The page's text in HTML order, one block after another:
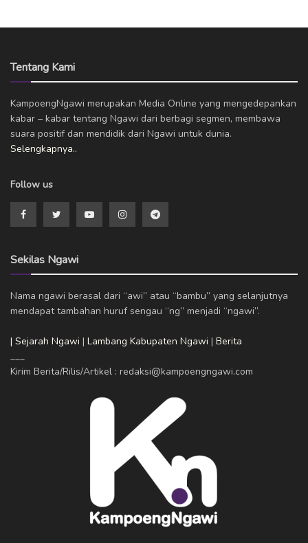
Tentang Kami
KampoengNgawi merupakan Media Online yang mengedepankan
kabar – kabar tentang Ngawi dari berbagi segmen, membawa
suara positif dan mendidik dari Ngawi untuk dunia.
Selengkapnya..
Follow us
Sekilas Ngawi
Nama ngawi berasal dari “awi” atau “bambu” yang selanjutnya
mendapat tambahan huruf sengau “ng” menjadi “ngawi”.
| Sejarah Ngawi | Lambang Kabupaten Ngawi | Berita
Kirim Berita/Rilis/Artikel : redaksi@kampoengngawi.com